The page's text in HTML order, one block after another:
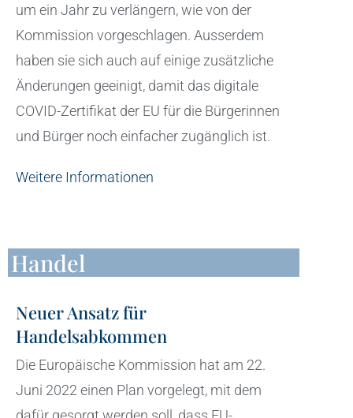
um ein Jahr zu verlängern, wie von der
Kommission vorgeschlagen. Ausserdem
haben sie sich auch auf einige zusätzliche
Änderungen geeinigt, damit das digitale
COVID-Zertifikat der EU für die Bürgerinnen
und Bürger noch einfacher zugänglich ist.
Weitere Informationen
Handel
Neuer Ansatz für
Handelsabkommen
Die Europäische Kommission hat am 22.
Juni 2022 einen Plan vorgelegt, mit dem